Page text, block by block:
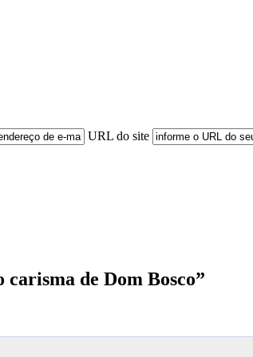
URL do site
carisma de Dom Bosco”